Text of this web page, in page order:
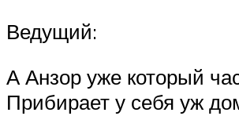
Ведущий:
А Анзор уже который
Прибирает у себя уж